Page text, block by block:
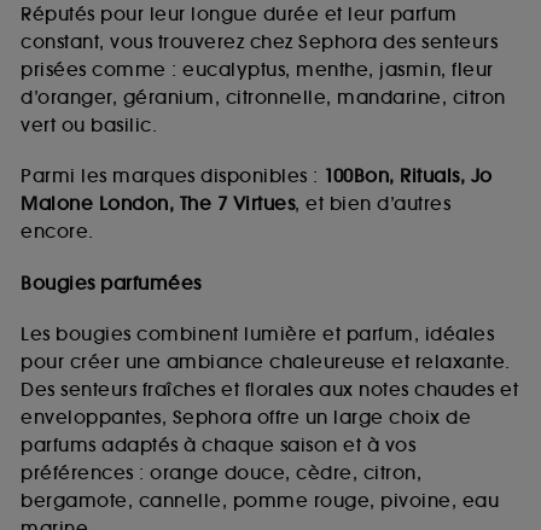
Réputés pour leur longue durée et leur parfum
constant, vous trouverez chez Sephora des senteurs
prisées comme : eucalyptus, menthe, jasmin, fleur
d’oranger, géranium, citronnelle, mandarine, citron
vert ou basilic.
Parmi les marques disponibles : 100Bon, Rituals, Jo
Malone London, The 7 Virtues, et bien d’autres
encore.
Bougies parfumées
Les bougies combinent lumière et parfum, idéales
pour créer une ambiance chaleureuse et relaxante.
Des senteurs fraîches et florales aux notes chaudes et
enveloppantes, Sephora offre un large choix de
parfums adaptés à chaque saison et à vos
préférences : orange douce, cèdre, citron,
bergamote, cannelle, pomme rouge, pivoine, eau